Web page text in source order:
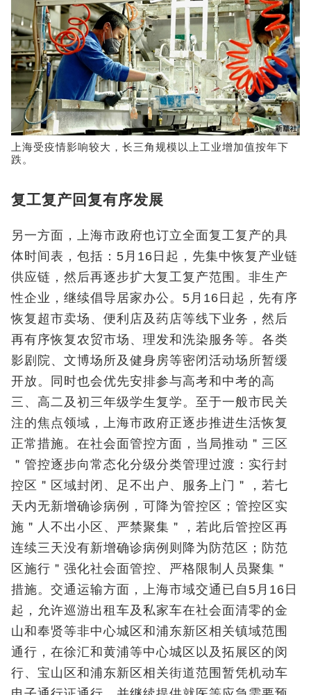
上海受疫情影响较大，长三角规模以上工业增加值按年下
跌。
复工复产回复有序发展
另一方面，上海市政府也订立全面复工复产的具
体时间表，包括：5月16日起，先集中恢复产业链
供应链，然后再逐步扩大复工复产范围。非生产
性企业，继续倡导居家办公。5月16日起，先有序
恢复超市卖场、便利店及药店等线下业务，然后
再有序恢复农贸市场、理发和洗染服务等。各类
影剧院、文博场所及健身房等密闭活动场所暂缓
开放。同时也会优先安排参与高考和中考的高
三、高二及初三年级学生复学。至于一般市民关
注的焦点领域，上海市政府正逐步推进生活恢复
正常措施。在社会面管控方面，当局推动＂三区
＂管控逐步向常态化分级分类管理过渡：实行封
控区＂区域封闭、足不出户、服务上门＂，若七
天内无新增确诊病例，可降为管控区；管控区实
施＂人不出小区、严禁聚集＂，若此后管控区再
连续三天没有新增确诊病例则降为防范区；防范
区施行＂强化社会面管控、严格限制人员聚集＂
措施。交通运输方面，上海市域交通已自5月16日
起，允许巡游出租车及私家车在社会面清零的金
山和奉贤等非中心城区和浦东新区相关镇域范围
通行，在徐汇和黄浦等中心城区以及拓展区的闵
行、宝山区和浦东新区相关街道范围暂凭机动车